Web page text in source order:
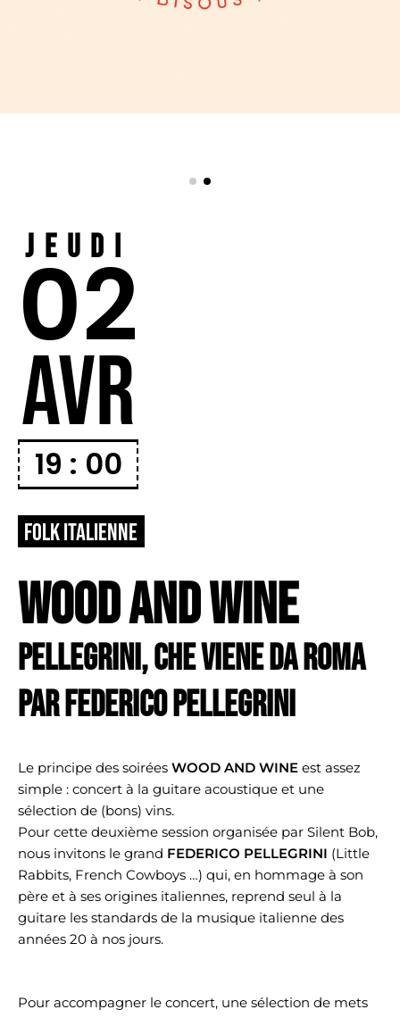
Jeudi
02
AVR
19 : 00
FOLK ITALIENNE
WOOD AND WINE
PELLEGRINI, che viene da Roma
Par Federico Pellegrini
Le principe des soirées WOOD AND WINE est assez
simple : concert à la guitare acoustique et une
sélection de (bons) vins.
Pour cette deuxième session organisée par Silent Bob,
nous invitons le grand FEDERICO PELLEGRINI (Little
Rabbits, French Cowboys …) qui, en hommage à son
père et à ses origines italiennes, reprend seul à la
guitare les standards de la musique italienne des
années 20 à nos jours.
Pour accompagner le concert, une sélection de mets